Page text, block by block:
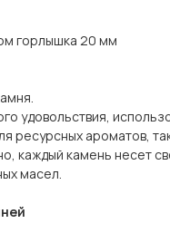
горлышка 20 мм
удовольствия,
ресурсных ароматов,
каждый камень несет
масел.